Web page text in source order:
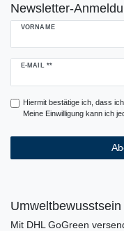
Newsletter-
VORNAME
E-MAIL **
Newsletter
Hiermit bestätige ich, dass
Meine Einwilligung kann ich
Umweltbewusstsein
Mit DHL GoGreen